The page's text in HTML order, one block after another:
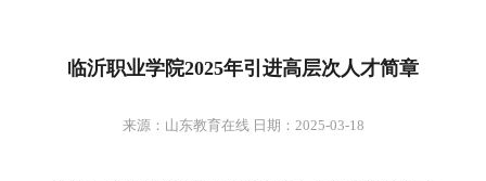
临沂职业学院2025年引进高层次人才简章
来源：山东教育在线 日期：2025-03-18